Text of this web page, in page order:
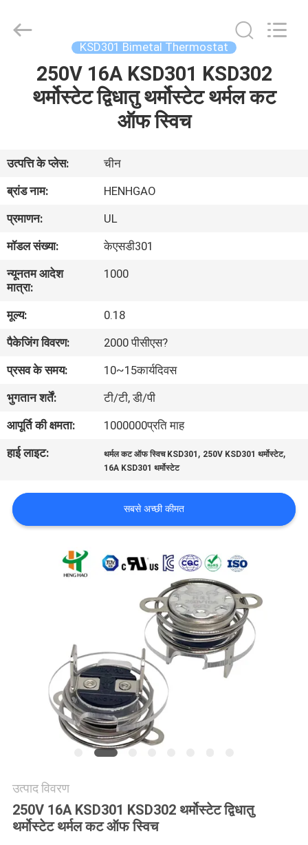
वीआर
दिखाएँ
हमारे
बारे
में
फैक्टरी
यात्रा
गुणवत्ता
नियंत्रण
हमसे
करें
SITEMAP
PRIVACY
POLICY
Electric
KSD301 Bimetal Thermostat
250V 16A KSD301 KSD302
थर्मोस्टेट द्विधातु थर्मोस्टेट थर्मल कट
ऑफ स्विच
उत्पत्ति के प्लेस:
चीन
ब्रांड नाम:
HENHGAO
प्रमाणन:
UL
मॉडल संख्या:
केएसडी301
न्यूनतम आदेश
मात्रा:
1000
मूल्य:
0.18
पैकेजिंग विवरण:
2000 पीसीएस?
प्रसव के समय:
10~15कार्यदिवस
भुगतान शर्तें:
टी/टी, डी/पी
आपूर्ति की क्षमता:
1000000प्रति माह
हाई लाइट:
थर्मल कट ऑफ स्विच KSD301 , 250V KSD301 थर्मोस्टेट,
16A KSD301 थर्मोस्टेट
सबसे अच्छी कीमत
उत्पाद विवरण
250V 16A KSD301 KSD302 थर्मोस्टेट द्विधातु
थर्मोस्टेट थर्मल कट ऑफ स्विच